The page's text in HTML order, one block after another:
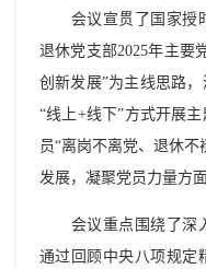
会议宣贯了国家授时
退休党支部2025年主要
创新发展”为主线思路
“线上+线下”方式开展
员“离岗不离党、退休
发展，凝聚党员力量方
会议重点围绕了深入
通过回顾中央八项规定